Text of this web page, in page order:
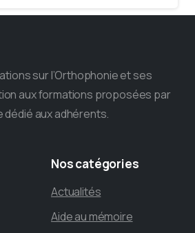
sur l’Orthophonie et ses
aux formations proposées par
aux adhérents.
Noscatégories
Actualités
Aide au mémoire